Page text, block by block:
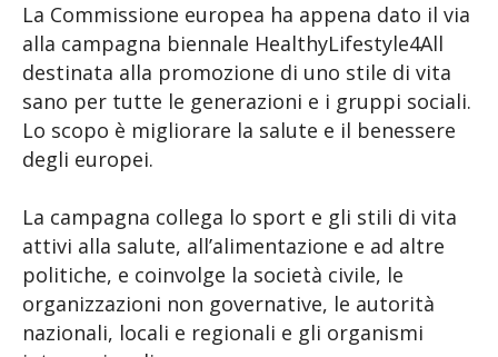
La Commissione europea ha appena dato il via
alla campagna biennale HealthyLifestyle4All
destinata alla promozione di uno stile di vita
sano per tutte le generazioni e i gruppi sociali.
Lo scopo è migliorare la salute e il benessere
degli europei.
La campagna collega lo sport e gli stili di vita
attivi alla salute, all’alimentazione e ad altre
politiche, e coinvolge la società civile, le
organizzazioni non governative, le autorità
nazionali, locali e regionali e gli organismi